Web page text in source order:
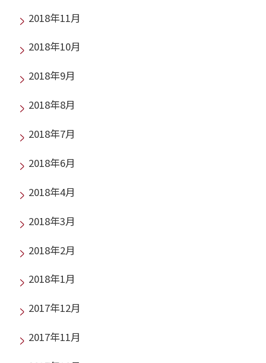
2018年11月
2018年10月
2018年9月
2018年8月
2018年7月
2018年6月
2018年4月
2018年3月
2018年2月
2018年1月
2017年12月
2017年11月